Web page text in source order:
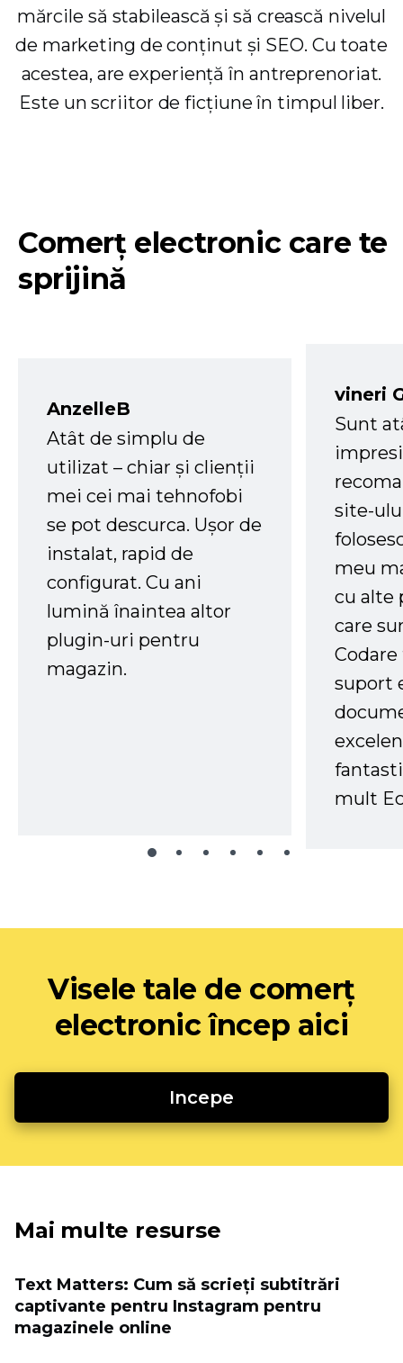
mărcile să stabilească și să crească nivelul
de marketing de conținut și SEO. Cu toate
acestea, are experiență în antreprenoriat.
Este un scriitor de ficțiune în timpul liber.
Comerț electronic care te
sprijină
AnzelleB
Atât de simplu de
utilizat – chiar și clienții
mei cei mai tehnofobi
se pot descurca. Ușor de
instalat, rapid de
configurat. Cu ani
lumină înaintea altor
plugin-uri pentru
magazin.
vineri
Sunt
site-
meu
cu alte
care
suport
mult
Visele tale de comerț
electronic încep aici
Incepe
Mai multe resurse
Text Matters: Cum să scrieți subtitrări
captivante pentru Instagram pentru
magazinele online